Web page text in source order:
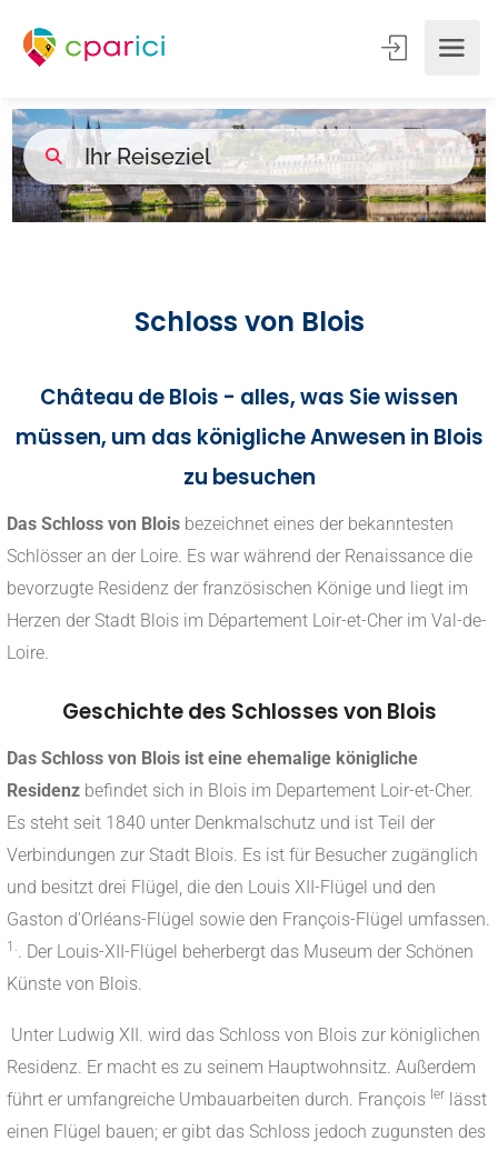
Schloss von Blois
Château de Blois - alles, was Sie wissen
müssen, um das königliche Anwesen in Blois
zu besuchen
Das Schloss von Blois bezeichnet eines der bekanntesten
Schlösser an der Loire. Es war während der Renaissance die
bevorzugte Residenz der französischen Könige und liegt im
Herzen der Stadt Blois im Département Loir-et-Cher im Val-de-
Loire.
Geschichte des Schlosses von Blois
Das Schloss von Blois ist eine ehemalige königliche
Residenz befindet sich in Blois im Departement Loir-et-Cher.
Es steht seit 1840 unter Denkmalschutz und ist Teil der
Verbindungen zur Stadt Blois. Es ist für Besucher zugänglich
und besitzt drei Flügel, die den Louis XII-Flügel und den
Gaston d'Orléans-Flügel sowie den François-Flügel umfassen.
1.
. Der Louis-XII-Flügel beherbergt das Museum der Schönen
Künste von Blois.
Unter Ludwig XII. wird das Schloss von Blois zur königlichen
Residenz. Er macht es zu seinem Hauptwohnsitz. Außerdem
führt er umfangreiche Umbauarbeiten durch. François Ier lässt
einen Flügel bauen; er gibt das Schloss jedoch zugunsten des